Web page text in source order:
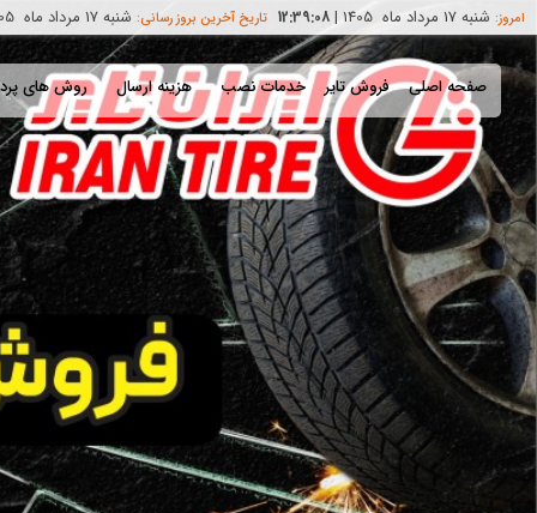
صفحه اصلی فروش تایر خدمات نصب هزینه ارسال روش های
امروز: شنبه 17 مرداد ماه 1405 |
12:39:09 تاریخ آخرین بروز رسانی: شنبه 17 مرداد ماه 1405